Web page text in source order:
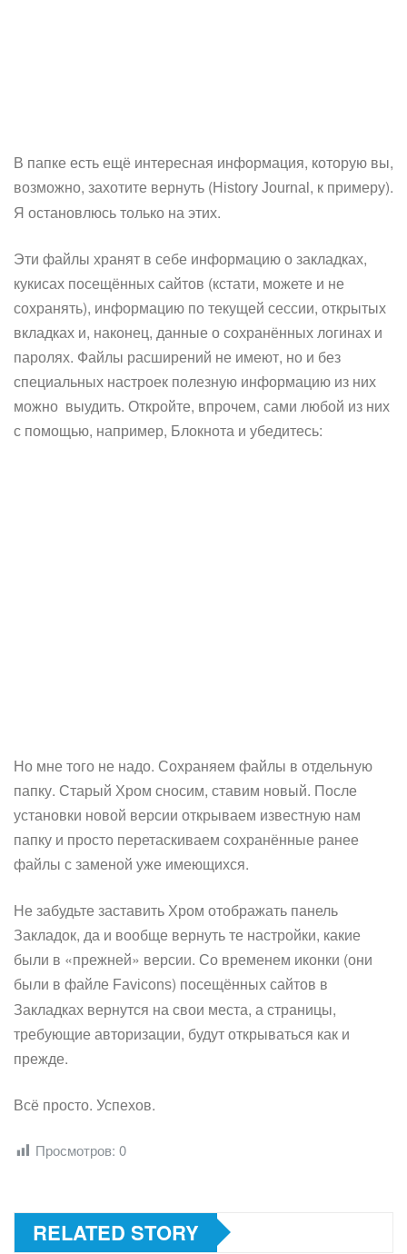
В папке есть ещё интересная информация, которую вы,
возможно, захотите вернуть (History Journal , к примеру).
Я остановлюсь только на этих.
Эти файлы хранят в себе информацию о закладках,
кукисах посещённых сайтов (кстати, можете и не
сохранять), информацию по текущей сессии, открытых
вкладках и, наконец, данные о сохранённых логинах и
паролях. Файлы расширений не имеют, но и без
специальных настроек полезную информацию из них
можно выудить. Откройте, впрочем, сами любой из них
с помощью, например, Блокнота и убедитесь:
Но мне того не надо. Сохраняем файлы в отдельную
папку. Старый Хром сносим, ставим новый. После
установки новой версии открываем известную нам
папку и просто перетаскиваем сохранённые ранее
файлы с заменой уже имеющихся.
Не забудьте заставить Хром отображать панель
Закладок, да и вообще вернуть те настройки, какие
были в «прежней» версии. Со временем иконки (они
были в файле Favicons) посещённых сайтов в
Закладках вернутся на свои места, а страницы,
требующие авторизации, будут открываться как и
прежде.
Всё просто. Успехов.
Просмотров: 0
RELATED STORY